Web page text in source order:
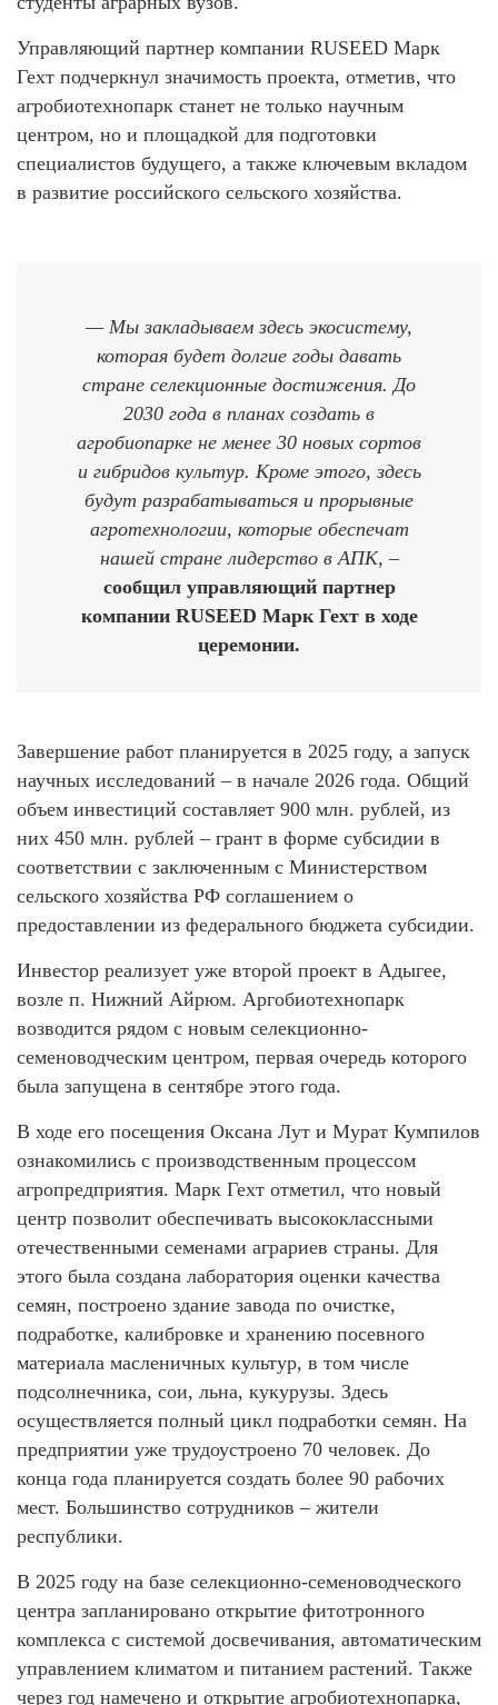
Управляющий партнер компании RUSEED Марк
Гехт подчеркнул значимость проекта, отметив, что
агробиотехнопарк станет не только научным
центром, но и площадкой для подготовки
специалистов будущего, а также ключевым вкладом
в развитие российского сельского хозяйства.
— Мы закладываем здесь экосистему,
которая будет долгие годы давать
стране селекционные достижения. До
2030 года в планах создать в
агробиопарке не менее 30 новых сортов
и гибридов культур. Кроме этого, здесь
будут разрабатываться и прорывные
агротехнологии, которые обеспечат
нашей стране лидерство в АПК, –
сообщил управляющий партнер
компании RUSEED Марк Гехт в ходе
церемонии.
Завершение работ планируется в 2025 году, а запуск
научных исследований – в начале 2026 года. Общий
объем инвестиций составляет 900 млн. рублей, из
них 450 млн. рублей – грант в форме субсидии в
соответствии с заключенным с Министерством
сельского хозяйства РФ соглашением о
предоставлении из федерального бюджета субсидии.
Инвестор реализует уже второй проект в Адыгее,
возле п. Нижний Айрюм. Аргобиотехнопарк
возводится рядом с новым селекционно-
семеноводческим центром, первая очередь которого
была запущена в сентябре этого года.
В ходе его посещения Оксана Лут и Мурат Кумпилов
ознакомились с производственным процессом
агропредприятия. Марк Гехт отметил, что новый
центр позволит обеспечивать высококлассными
отечественными семенами аграриев страны. Для
этого была создана лаборатория оценки качества
семян, построено здание завода по очистке,
подработке, калибровке и хранению посевного
материала масленичных культур, в том числе
подсолнечника, сои, льна, кукурузы. Здесь
осуществляется полный цикл подработки семян. На
предприятии уже трудоустроено 70 человек. До
конца года планируется создать более 90 рабочих
мест. Большинство сотрудников – жители
республики.
В 2025 году на базе селекционно-семеноводческого
центра запланировано открытие фитотронного
комплекса с системой досвечивания, автоматическим
управлением климатом и питанием растений. Также
через год намечено и открытие агробиотехнопарка,